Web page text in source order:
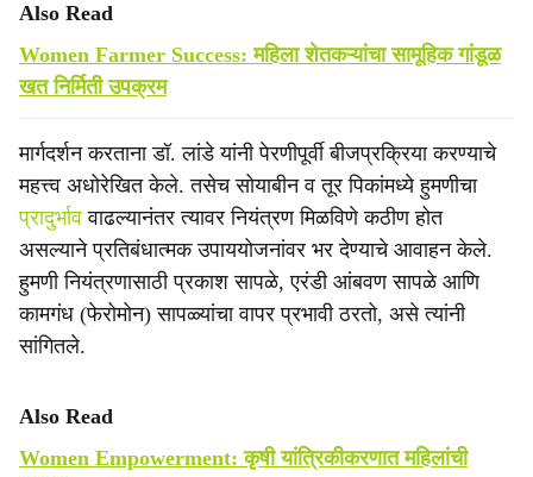
Also Read
Women Farmer Success: महिला शेतकऱ्यांचा सामूहिक गांडूळ
खत निर्मिती उपक्रम
मार्गदर्शन करताना डॉ. लांडे यांनी पेरणीपूर्वी बीजप्रक्रिया करण्याचे
महत्त्व अधोरेखित केले. तसेच सोयाबीन व तूर पिकांमध्ये हुमणीचा
प्रादुर्भाववाढल्यानंतर त्यावर नियंत्रण मिळविणे कठीण होत
असल्याने प्रतिबंधात्मक उपाययोजनांवर भर देण्याचे आवाहन केले.
हुमणी नियंत्रणासाठी प्रकाश सापळे, एरंडी आंबवण सापळे आणि
कामगंध (फेरोमोन) सापळ्यांचा वापर प्रभावी ठरतो, असे त्यांनी
सांगितले.
Also Read
Women Empowerment: कृषी यांत्रिकीकरणात महिलांची